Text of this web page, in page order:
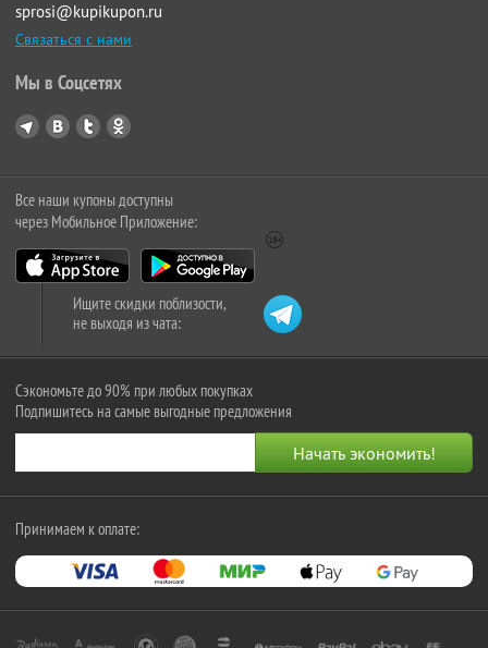
sprosi@kupikupon.ru
Связаться с нами
Мы в Соцсетях
Все наши купоны доступны
через Мобильное Приложение:
Ищите скидки поблизости,
не выходя из чата:
Сэкономьте до 90% при любых покупках
Подпишитесь на самые выгодные предложения
Принимаем к оплате: